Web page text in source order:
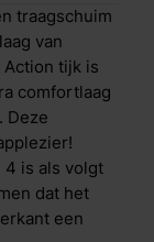
fris en
laag is ook
per
op het
Traagschuim
druk op
laat
schuim,
traagschuim
van
tijk is
comfortlaag
Deze
4 is als volgt
dat het
een